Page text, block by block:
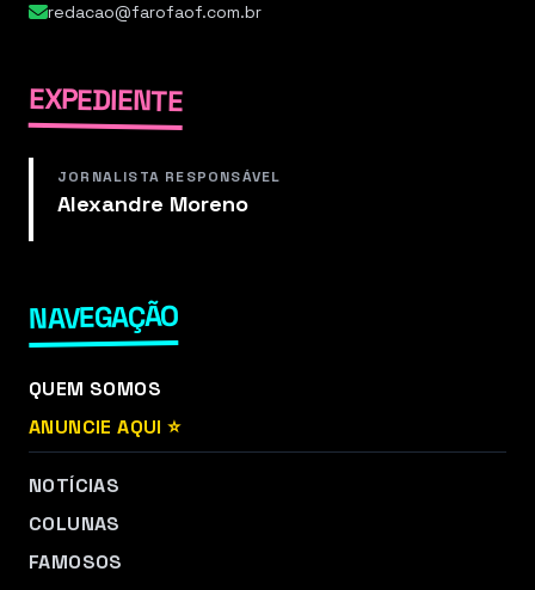
redacao@farofaof.com.br
EXPEDIENTE
JORNALISTA RESPONSÁVEL
Alexandre Moreno
NAVEGAÇÃO
QUEM SOMOS
ANUNCIE AQUI ⭐
NOTÍCIAS
COLUNAS
FAMOSOS